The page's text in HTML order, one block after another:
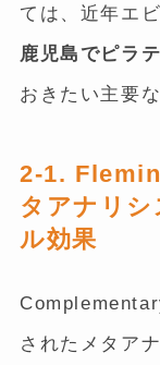
ては、近年エ
鹿児島でピラ
おきたい主要
2-1.
タアナリ
ル効果
されたメタア